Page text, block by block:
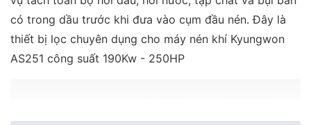
có trong dầu trước khi đưa vào cụm đầu nén. Đây là
thiết bị lọc chuyên dụng cho máy nén khí Kyungwon
AS251 công suất 190Kw - 250HP